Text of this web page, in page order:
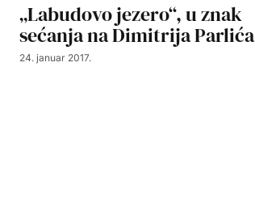
„Labudovo jezero“, u znak
sećanja na Dimitrija Parlića
24. januar 2017.